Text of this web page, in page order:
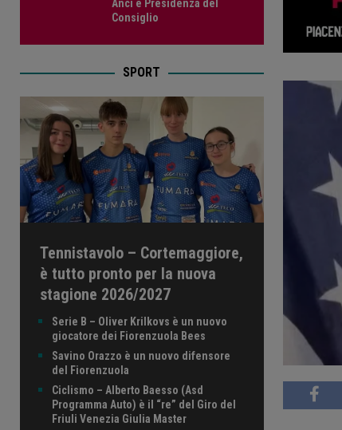
Anci e Presidenza del
Consiglio
SPORT
Tennistavolo – Cortemaggiore,
è tutto pronto per la nuova
stagione 2026/2027
Serie B – Oliver Krilkovs è un nuovo
giocatore dei Fiorenzuola Bees
Savino Orazzo è un nuovo difensore
del Fiorenzuola
Ciclismo – Alberto Baesso (Asd
Programma Auto) è il “re” del Giro del
Friuli Venezia Giulia Master